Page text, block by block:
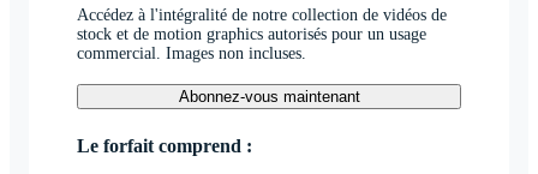
Accédez à l'intégralité de notre collection de vidéos de
stock et de motion graphics autorisés pour un usage
commercial. Images non incluses.
Abonnez-vous maintenant
Le forfait comprend :